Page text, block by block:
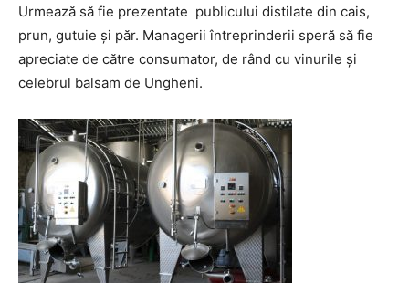
Urmează să fie prezentate publicului distilate din cais,
prun, gutuie și păr. Managerii întreprinderii speră să fie
apreciate de către consumator, de rând cu vinurile și
celebrul balsam de Ungheni.